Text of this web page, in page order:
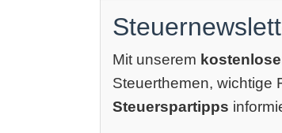
Mit unserem
Steuerthemen, wichtige
Steuerspartipps